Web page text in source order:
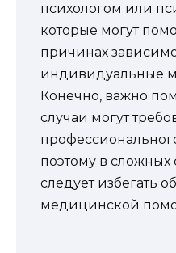
психологом или
которые могут
причинах
индивидуальные
Конечно, важно
случаи могут
поэтому в сложных
следует избегать
медицинской